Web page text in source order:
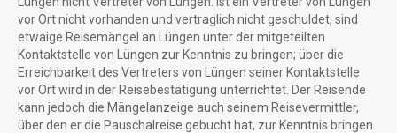
vor Ort nicht vorhanden und vertraglich nicht geschuldet, sind
etwaige Reisemängel an Lüngen unter der mitgeteilten
Kontaktstelle von Lüngen zur Kenntnis zu bringen; über die
Erreichbarkeit des Vertreters von Lüngen seiner Kontaktstelle
vor Ort wird in der Reisebestätigung unterrichtet. Der Reisende
kann jedoch die Mängelanzeige auch seinem Reisevermittler,
über den er die Pauschalreise gebucht hat, zur Kenntnis bringen.